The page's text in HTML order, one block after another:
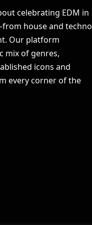
celebrating EDM in
house and techno
Our platform
mix of genres,
icons and
every corner of the